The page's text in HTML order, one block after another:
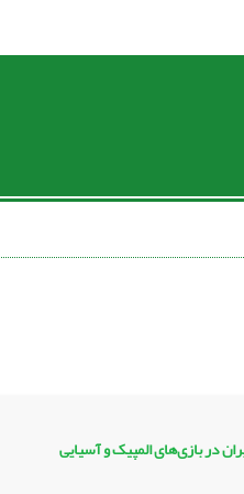
در بازی‌های المپیک و آسیایی